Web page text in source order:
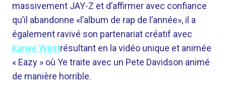
massivement JAY-Z et d’affirmer avec confiance
qu’il abandonne «l’album de rap de l’année», il a
également ravivé son partenariat créatif avec
Kanye Westrésultant en la vidéo unique et animée
« Eazy » où Ye traite avec un Pete Davidson animé
de manière horrible.